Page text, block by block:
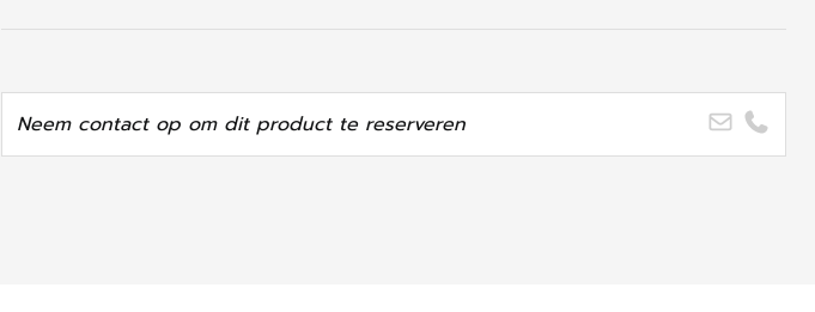
Neem contact op om dit product te reserveren